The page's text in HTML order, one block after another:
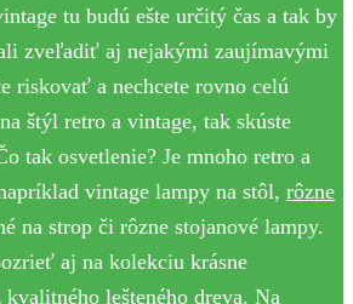
tu budú ešte určitý čas a tak by
zveľadiť aj nejakými zaujímavými
riskovať a nechcete rovno celú
štýl retro a vintage, tak skúste
tak osvetlenie? Je mnoho retro a
vintage lampy na stôl, rôzne
na strop či rôzne stojanové lampy.
aj na kolekciu krásne
lešteného dreva. Na